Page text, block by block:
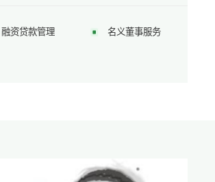
融资贷款管理
名义董事服务